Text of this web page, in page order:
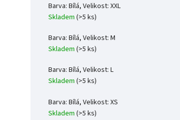
Barva: Bílá, Velikost: XXL
Skladem (>5 ks)
Barva: Bílá, Velikost: M
Skladem (>5 ks)
Barva: Bílá, Velikost: L
Skladem (>5 ks)
Barva: Bílá, Velikost: XS
Skladem (>5 ks)